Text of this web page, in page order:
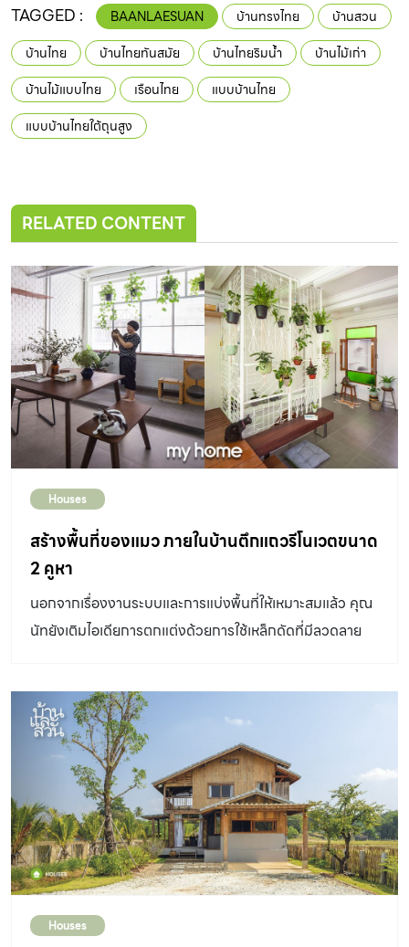
TAGGED : BAANLAESUAN บ้านทรงไทย
บ้านสวน
บ้านไทย
บ้านไทยทันสมัย บ้านไทยริมน้ำ
บ้านไม้เก่า
บ้านไม้แบบไทย
เรือนไทย
แบบบ้านไทย
แบบบ้านไทยใต้ถุนสูง
RELATED CONTENT
Houses
สร้างพื้นที่ของแมว ภายในบ้านตึกแถวรีโนเวตขนาด
2 คูหา
นอกจากเรื่องงานระบบและการแบ่งพื้นที่ให้เหมาะสมแล้ว คุณ
นัทยังเติมไอเดียการตกแต่งด้วยการใช้เหล็กดัดที่มีลวดลาย
เจ้าของบ้านที่ทำมาค้าขายอยู่ในย่านสำเพ็ง นอกจากนั้นยังมี
ส่วนที่รองรับอุปนิสัยของน้องแมวที่ทางคุณนุ้ยต้องการ เพิ่ม
ความสดชื่นภายในห้องแมวด้วยต้นพลูด่างที่แขวนริมหน้าต่าง
คุณนุ้ยบอกว่าถึงพลูด่างจะเป็นพิษกับแมว แต่แขวนใน
ตำแหน่งที่น้องแมวไม่สามารถเข้าถึงได้ จึงปลอดภัยและให้
ความรู้สึกสดชื่นจากกิ่งก้านที่ห้อยย้อยลงมา เลี้ยงแมว ระบบ
ปิด “ อยากให้มีพื้นที่วิ่งเล่นของน้องแมว ด้วยนิสัยของแมว
เป็นสัตว์แนวดิ่ง เขาจะวิ่งขึ้นวิ่งลง จึงให้ทำทางเดินที่ต่อเนื่อง
มองเห็นท้องแมวตอนเดินด้วย และแมวมีนิสัยชอบนอนชมวิว
Houses